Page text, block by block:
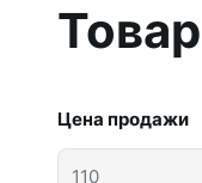
Цена продажи